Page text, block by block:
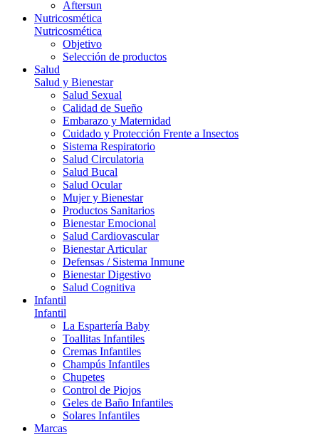
Aftersun
Nutricosmética
Nutricosmética
Objetivo
Selección de productos
Salud
Salud y Bienestar
Salud Sexual
Calidad de Sueño
Embarazo y Maternidad
Cuidado y Protección Frente a Insectos
Sistema Respiratorio
Salud Circulatoria
Salud Bucal
Salud Ocular
Mujer y Bienestar
Productos Sanitarios
Bienestar Emocional
Salud Cardiovascular
Bienestar Articular
Defensas / Sistema Inmune
Bienestar Digestivo
Salud Cognitiva
Infantil
Infantil
La Espartería Baby
Toallitas Infantiles
Cremas Infantiles
Champús Infantiles
Chupetes
Control de Piojos
Geles de Baño Infantiles
Solares Infantiles
Marcas